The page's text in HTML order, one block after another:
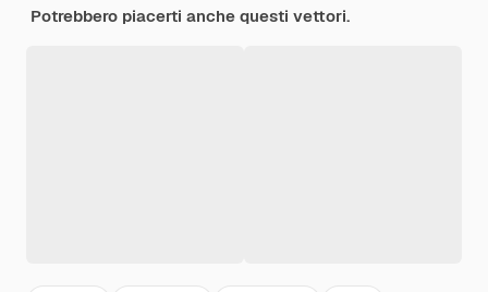
Potrebbero piacerti anche questi vettori.